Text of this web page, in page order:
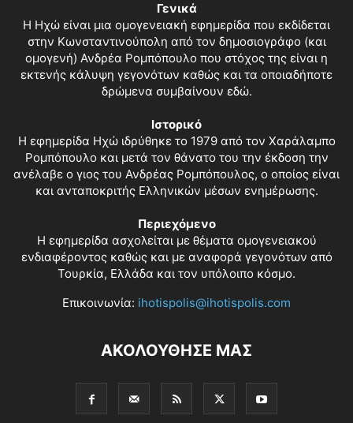
Γενικά
Η Ηχώ είναι μια ομογενειακή εφημερίδα που εκδίδεται
στην Κωνσταντινούπολη από τον δημοσιογράφο (και
ομογενή) Ανδρέα Ρομπόπουλο που στόχος της είναι η
εκτενής κάλυψη γεγονότων καθώς και τα οποιαδήποτε
δρώμενα συμβαίνουν εδώ.
Ιστορικό
Η εφημερίδα Ηχώ ιδρύθηκε το 1979 από τον Χαράλαμπο
Ρομπόπουλο και μετά τον θάνατο του την έκδοση την
ανέλαβε ο γιος του Ανδρέας Ρομπόπουλος, ο οποίος είναι
και ανταποκριτής Ελληνικών μέσων ενημέρωσης.
Περιεχόμενο
Η εφημερίδα ασχολείται με θέματα ομογενειακού
ενδιαφέροντος καθώς και με αναφορά γεγονότων από
Τουρκία, Ελλάδα και τον υπόλοιπο κόσμο.
Επικοινωνία: ihotispolis@ihotispolis.com
ΑΚΟΛΟΥΘΗΣΕ ΜΑΣ